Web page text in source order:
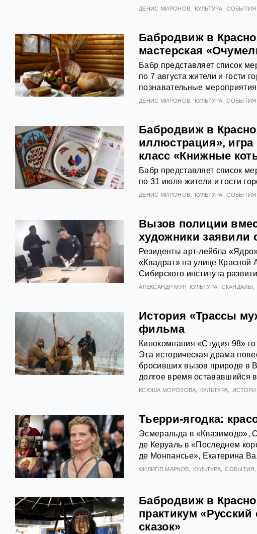
ДЕНИС МИРОНОВ КУЛЬТУРА СОБЫТИЯ
Бабродвиж в
мастерская
Бабр представляет список
по 7 августа жители и гости
познавательные
ДЕНИС МИРОНОВ КУЛЬТУРА СОБЫТИЯ
Бабродвиж в
иллюстрация»,
класс «Книжные
Бабр представляет список
по 31 июля жители и гости
ДЕНИС МИРОНОВ КУЛЬТУРА СОБЫТИЯ
Вызов полиции
художники заявили
Резиденты арт-лейбла
«Квадрат» на улице Красной
Сибирского института
АЛЕКСАНДР МУР КУЛЬТУРА СКАНДАЛЫ
История «Трассы
фильма
Кинокомпания «Студия 98»
Эта историческая драма
бросивших вызов природе в
долгое время остававшийся
КСЮША МОРОЗОВА КУЛЬТУРА
Тьерри-ягодка:
Эсмеральда в «Квазимодо»,
де Керуаль в «Последнем
де Монпансье», Екатерина
ФИЛИПП МАРКОВ КУЛЬТУРА СОБЫТИЯ
Бабродвиж в
практикум
сказок»